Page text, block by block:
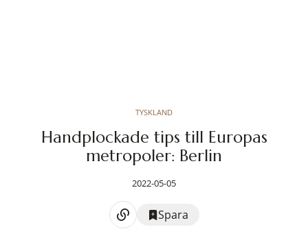
TYSKLAND
Handplockade tips till Europas
metropoler: Berlin
2022-05-05
Spara